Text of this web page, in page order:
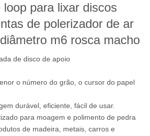
loop para lixar discos
de polerizador de ar
m6 rosca macho
de disco de apoio
o número do grão, o cursor do papel
durável, eficiente, fácil de usar.
para moagem e polimento de pedra
de madeira, metais, carros e